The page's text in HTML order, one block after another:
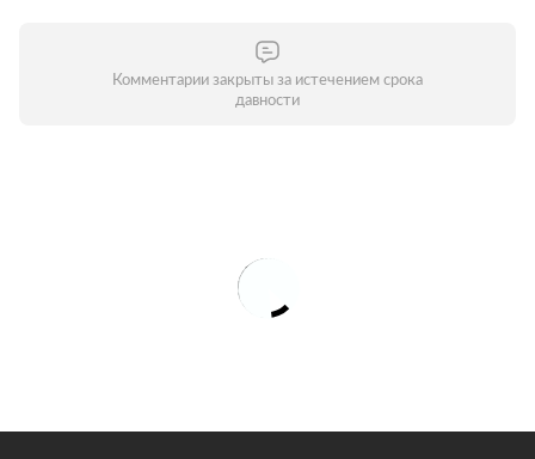
Комментарии закрыты за истечением срока
давности